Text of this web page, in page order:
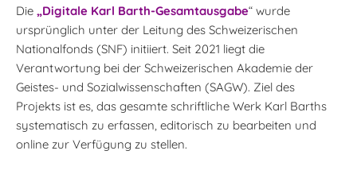
Die „Digitale Karl Barth-Gesamtausgabe“ wurde
ursprünglich unter der Leitung des Schweizerischen
Nationalfonds (SNF) initiiert. Seit 2021 liegt die
Verantwortung bei der Schweizerischen Akademie der
Geistes- und Sozialwissenschaften (SAGW). Ziel des
Projekts ist es, das gesamte schriftliche Werk Karl Barths
systematisch zu erfassen, editorisch zu bearbeiten und
online zur Verfügung zu stellen.